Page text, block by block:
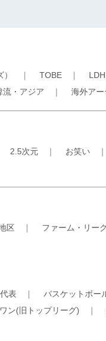
｜ TOBE ｜ LDH
流・アジア ｜ 海外アー
2.5次元 ｜ お笑い
区 ｜ ファーム・リー
表 ｜ バスケットボー
ン(旧トップリーグ) ｜